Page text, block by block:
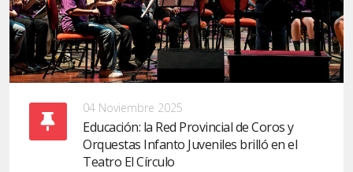
04 Noviembre 2025
Educación: la Red Provincial de Coros y
Orquestas Infanto Juveniles brilló en el
Teatro El Círculo